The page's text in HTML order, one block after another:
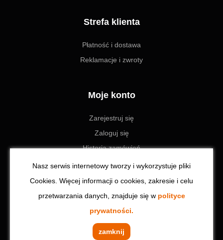
Nasz serwis internetowy tworzy i wykorzystuje pliki
Cookies. Więcej informacji o cookies, zakresie i celu
przetwarzania danych, znajduje się w polityce
prywatności.
zamknij
Strefa klienta
Płatność i dostawa
Reklamacje i zwroty
Moje konto
Zarejestruj się
Zaloguj się
Historia zamówień
Ustawienia
© 2023 Toolzone.pl | Wszystkie prawa zastrzeżone. Realizacja: